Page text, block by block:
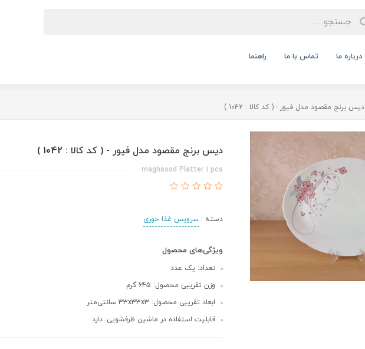
درباره ما تماس با ما راهنما
دیس برنج مقصود مدل فیور - ( کد کالا : 1042 )
دیس برنج مقصود مدل فیور - ( کد کالا : 1042 )
maghsood Platter 1 pcs
دسته : سرویس غذا خوری
ویژگی‌های محصول
تعداد: یک عدد
وزن تقریبی محصول: 645 گرم
ابعاد تقریبی محصول: 33x33x3 سانتی‌متر
قابلیت استفاده در ماشین ظرفشویی: دارد